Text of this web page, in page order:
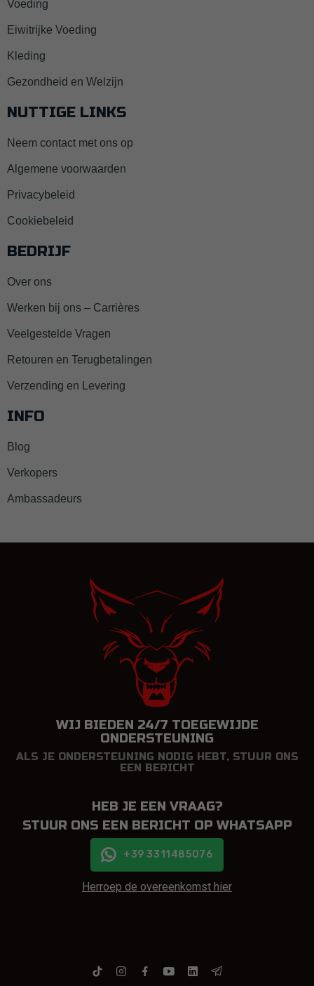
Voeding
Eiwitrijke Voeding
Kleding
Gezondheid en Welzijn
NUTTIGE LINKS
Neem contact met ons op
Algemene voorwaarden
Privacybeleid
Cookiebeleid
BEDRIJF
Over ons
Werken bij ons – Carrières
Veelgestelde Vragen
Retouren en Terugbetalingen
Verzending en Levering
INFO
Blog
Verkopers
Ambassadeurs
WIJ BIEDEN 24/7 TOEGEWIJDE
ONDERSTEUNING
ALS JE ONDERSTEUNING NODIG HEBT, STUUR ONS
EEN BERICHT
HEB JE EEN VRAAG?
STUUR ONS EEN BERICHT OP WHATSAPP
+39 3311485076
Herroep de overeenkomst hier